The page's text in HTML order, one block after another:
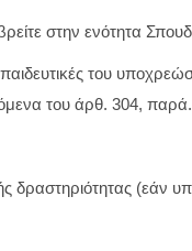
στην ενότητα
του
του άρθ. 304,
δραστηριότητας (εάν